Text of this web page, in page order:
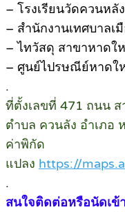
– โรงเรียนวัดควนหลั
– สำนักงานเทศบาลเ
– ไทวัสดุ สาขาหาดใ
– ศูนย์ไปรษณีย์หาดใ
.
ที่ตั้งเลขที่ 471 ถนน
ตำบล ควนลัง อำเภอ
ค่าพิกัด
แปลง https://
.
สนใจติดต่อหรือนัดเข้